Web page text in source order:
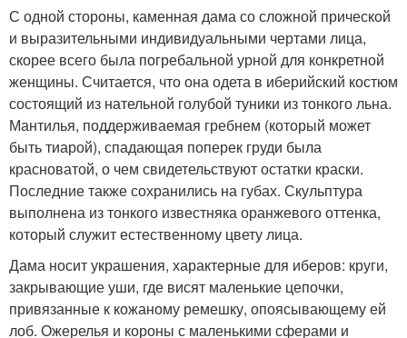
С одной стороны, каменная дама со сложной прической
и выразительными индивидуальными чертами лица,
скорее всего была погребальной урной для конкретной
женщины. Считается, что она одета в иберийский костюм
состоящий из нательной голубой туники из тонкого льна.
Мантилья, поддерживаемая гребнем (который может
быть тиарой), спадающая поперек груди была
красноватой, о чем свидетельствуют остатки краски.
Последние также сохранились на губах. Скульптура
выполнена из тонкого известняка оранжевого оттенка,
который служит естественному цвету лица.
Дама носит украшения, характерные для иберов: круги,
закрывающие уши, где висят маленькие цепочки,
привязанные к кожаному ремешку, опоясывающему ей
лоб. Ожерелья и короны с маленькими сферами и